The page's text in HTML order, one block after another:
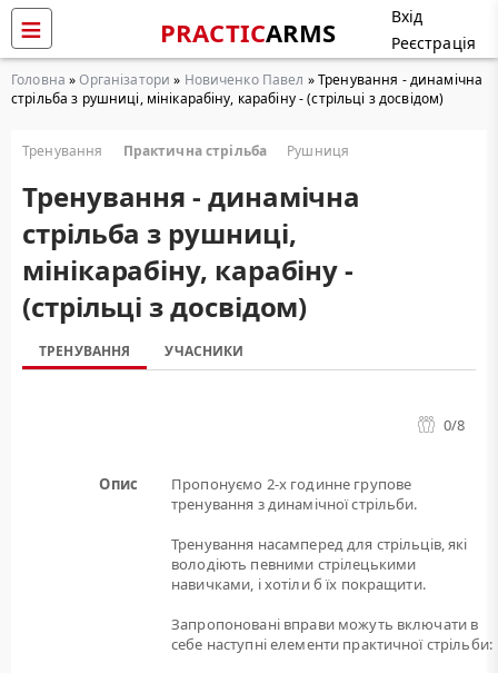
PRACTICARMS
Вхід
Реєстрація
Головна »Організатори » Новиченко Павел » Тренування - динамічна
стрільба з рушниці, мінікарабіну, карабіну - (стрільці з досвідом)
Тренування Практична стрільба Рушниця
Тренування - динамічна
стрільба з рушниці,
мінікарабіну, карабіну -
(стрільці з досвідом)
ТРЕНУВАННЯ УЧАСНИКИ
0/8
Опис
Пропонуємо 2-х годинне групове
тренування з динамічної стрільби.
Тренування насамперед для стрільців, які
володіють певними стрілецькими
навичками, і хотіли б їх покращити.
Запропоновані вправи можуть включати в
себе наступні елементи практичної стрільби: